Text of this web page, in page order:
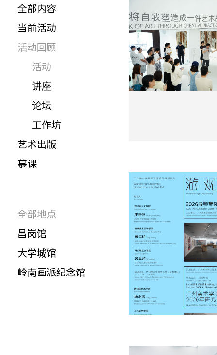
全部内容
当前活动
活动回顾
活动
讲座
论坛
工作坊
艺术出版
慕课
全部地点
昌岗馆
大学城馆
岭南画派纪念馆